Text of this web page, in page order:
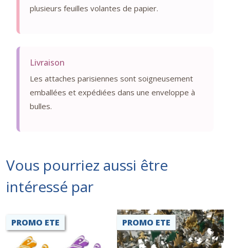
plusieurs feuilles volantes de papier.
Livraison
Les attaches parisiennes sont soigneusement
emballées et expédiées dans une enveloppe à
bulles.
Vous pourriez aussi être
intéressé par
PROMO ETE PROMO ETE